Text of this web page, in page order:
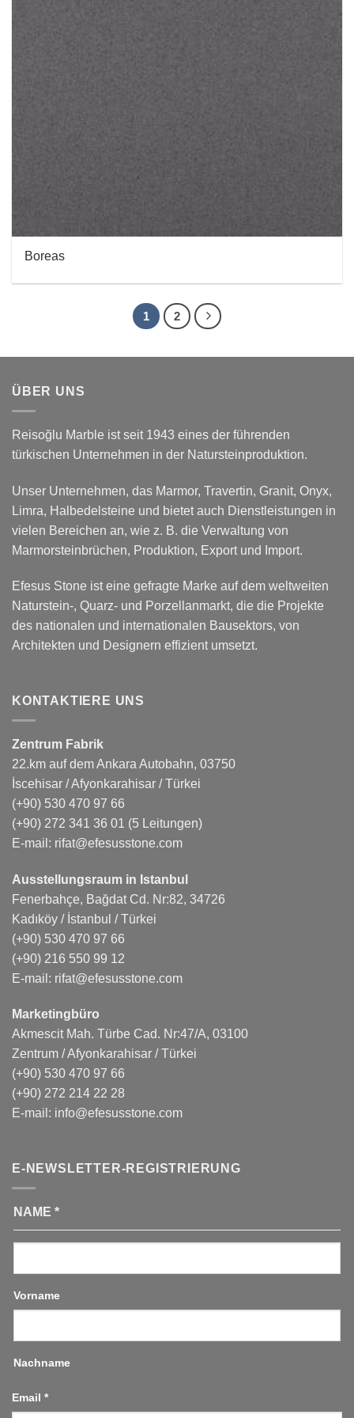
Boreas
1 2
ÜBER UNS
Reisoğlu Marble ist seit 1943 eines der führenden
türkischen Unternehmen in der Natursteinproduktion.
Unser Unternehmen, das Marmor, Travertin, Granit, Onyx,
Limra, Halbedelsteine und bietet auch Dienstleistungen in
vielen Bereichen an, wie z. B. die Verwaltung von
Marmorsteinbrüchen, Produktion, Export und Import.
Efesus Stone ist eine gefragte Marke auf dem weltweiten
Naturstein-, Quarz- und Porzellanmarkt, die die Projekte
des nationalen und internationalen Bausektors, von
Architekten und Designern effizient umsetzt.
KONTAKTIERE UNS
Zentrum Fabrik
22.km auf dem Ankara Autobahn, 03750
İscehisar / Afyonkarahisar / Türkei
(+90) 530 470 97 66
(+90) 272 341 36 01 (5 Leitungen)
E-mail: rifat@efesusstone.com
Ausstellungsraum in Istanbul
Fenerbahçe, Bağdat Cd. Nr:82, 34726
Kadıköy / İstanbul / Türkei
(+90) 530 470 97 66
(+90) 216 550 99 12
E-mail: rifat@efesusstone.com
Marketingbüro
Akmescit Mah. Türbe Cad. Nr:47/A, 03100
Zentrum / Afyonkarahisar / Türkei
(+90) 530 470 97 66
(+90) 272 214 22 28
E-mail: info@efesusstone.com
E-NEWSLETTER-REGISTRIERUNG
NAME *
Vorname
Nachname
Email *